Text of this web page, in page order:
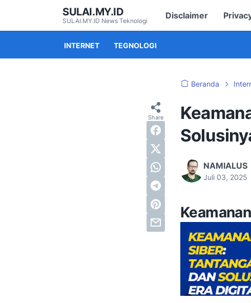
SULAI.MY.ID
SULAI.MY.ID News Teknologi
Disclaimer
INTERNET TEGNOLOGI
Beranda
NAMIALUS
Juli 03, 2025